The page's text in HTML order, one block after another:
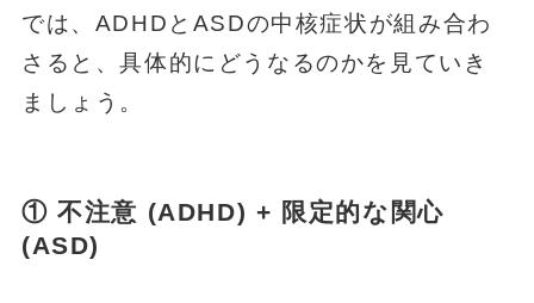
では、ADHDとASDの中核症状が組み合わ
さると、具体的にどうなるのかを見ていき
ましょう。
① 不注意 (ADHD) + 限定的な関心
(ASD)